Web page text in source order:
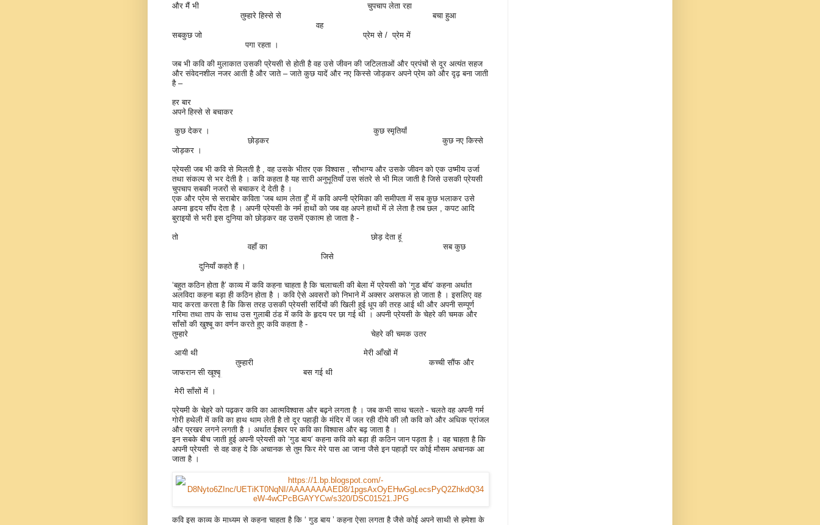
और मैं भी
चुपचाप लेता रहा
तुम्हारे हिस्से से
बचा हुआ
वह
सबकुछ जो
प्रेम से / प्रेम में
पगा रहता ।
जब भी कवि की मुलाकात उसकी प्रेयसी से होती है वह उसे जीवन की जटिलताओं और प्रपंचों से दूर अत्यंत सहज
और संवेदनशील नजर आती है और जाते – जाते कुछ यादें और नए किस्से जोड़कर अपने प्रेम को और दृढ़ बना जाती
है –
हर बार
अपने हिस्से से बचाकर
कुछ देकर ।
कुछ स्मृतियाँ
छोड़कर
कुछ नए किस्से
जोड़कर ।
प्रेयसी जब भी कवि से मिलती है ,वह उसके भीतर एक विश्वास ,सौभाग्य और उसके जीवन को एक उष्मीय उर्जा
तथा संकल्प से भर देती है । कवि कहता है यह सारी अनुभूतियाँ उस संतरे से भी मिल जाती है जिसे उसकी प्रेयसी
चुपचाप सबकी नजरों से बचाकर दे देती है ।
एक और प्रेम से सराबोर कविता ‘जब थाम लेता हूँ’ में कवि अपनी प्रेमिका की समीपता में सब कुछ भलाकर उसे
अपना हृदय सौंप देता है । अपनी प्रेयसी के नर्म हाथों को जब वह अपने हाथों में ले लेता है तब छल
,कपट आदि
बुराइयों से भरी इस दुनिया को छोड़कर वह उसमें एकात्म हो जाता है -
तो
छोड़ देता हूं
वहाँ का
सब कुछ
जिसे
दुनियाँ कहते हैं ।
‘बहुत कठिन होता है’ काव्य में कवि कहना चाहता है कि चलाचली की बेला में प्रेयसी को ‘गुड बॉय’ कहना अर्थात
अलविदा कहना बड़ा ही कठिन होता है । कवि ऐसे अवसरों को निभाने में अक्सर असफल हो जाता है । इसलिए वह
याद करता करता है कि किस तरह उसकी प्रेयसी सर्दियों की खिली हुई धूप की तरह आई थी और अपनी सम्पूर्ण
गरिमा तथा ताप के साथ उस गुलाबी ठंड में कवि के हृदय पर छा गई थी । अपनी प्रेयसी के चेहरे की चमक और
साँसों की खुश्बू का वर्णन करते हुए कवि कहता है -
तुम्हारे
चेहरे की चमक उतर
आयी थी
मेरी आँखों में
तुम्हारी
कच्ची सौंफ और
जाफरान सी खूश्बू
बस गई थी
मेरी साँसों में ।
प्रेयमी के चेहरे को पढ़कर कवि का आत्मविश्वास और बढ़ने लगता है । जब कभी साथ चलते - चलते वह अपनी गर्म
गोरी हथेली में कवि का हाथ थाम लेती है तो दूर पहाड़ी के मंदिर में जल रही दीये की लौ कवि को और अधिक प्रांजल
और प्रखर लगने लगती है । अर्थात ईश्वर पर कवि का विश्वास और बढ़ जाता है ।
इन सबके बीच जाती हुई अपनी प्रेयसी को ‘गुड बाय’ कहना कवि को बड़ा ही कठिन जान पड़ता है । वह चाहता है कि
अपनी प्रेयसी से वह कह दे कि अचानक से तुम फिर मेरे पास आ जाना जैसे इन पहाड़ों पर कोई मौसम अचानक आ
जाता है ।
कवि इस काव्य के माध्यम से कहना चाहता है कि ‘ गुड बाय ’ कहना ऐसा लगता है जैसे कोई अपने साथी से हमेशा के